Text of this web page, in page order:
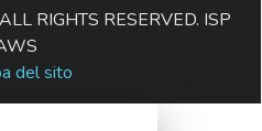
RIGHTS RESERVED. ISP
del sito